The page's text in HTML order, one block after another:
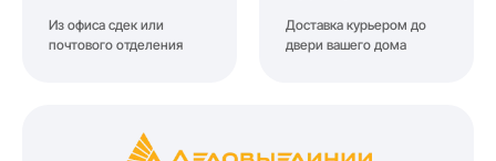
Из офиса сдек или
почтового отделения
Доставка курьером до
двери вашего дома